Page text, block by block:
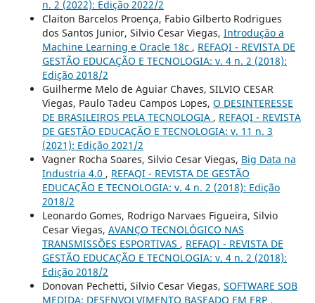
n. 2 (2022): Edição 2022/2
Claiton Barcelos Proença, Fabio Gilberto Rodrigues
dos Santos Junior, Silvio Cesar Viegas, Introdução a
Machine Learning e Oracle 18c , REFAQI - REVISTA DE
GESTÃO EDUCAÇÃO E TECNOLOGIA: v. 4 n. 2 (2018):
Edição 2018/2
Guilherme Melo de Aguiar Chaves, SILVIO CESAR
Viegas, Paulo Tadeu Campos Lopes, O DESINTERESSE
DE BRASILEIROS PELA TECNOLOGIA , REFAQI - REVISTA
DE GESTÃO EDUCAÇÃO E TECNOLOGIA: v. 11 n. 3
(2021): Edição 2021/2
Vagner Rocha Soares, Silvio Cesar Viegas, Big Data na
Industria 4.0 , REFAQI - REVISTA DE GESTÃO
EDUCAÇÃO E TECNOLOGIA: v. 4 n. 2 (2018): Edição
2018/2
Leonardo Gomes, Rodrigo Narvaes Figueira, Silvio
Cesar Viegas, AVANÇO TECNOLÓGICO NAS
TRANSMISSÕES ESPORTIVAS , REFAQI - REVISTA DE
GESTÃO EDUCAÇÃO E TECNOLOGIA: v. 4 n. 2 (2018):
Edição 2018/2
Donovan Pechetti, Silvio Cesar Viegas, SOFTWARE SOB
MEDIDA: DESENVOLVIMENTO BASEADO EM ERP ,